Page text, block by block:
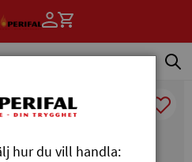
hur du vill handla: